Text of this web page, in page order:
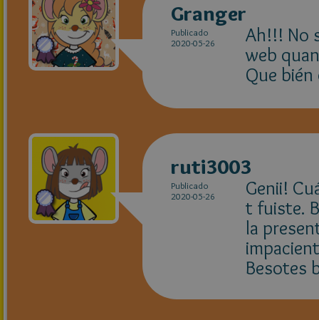
Granger
Publicado
2020-05-26
Ah!!! No
web
Que
ruti3003
Publicado
2020-05-26
Genii!
t fuiste.
la
Besotes